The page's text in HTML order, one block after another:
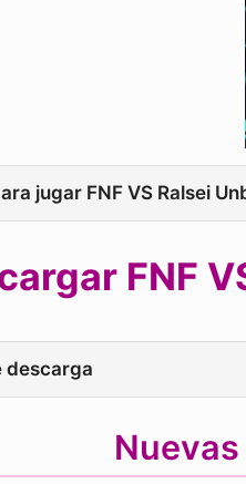
jugar FNF VS Ralsei
FNF
descarga